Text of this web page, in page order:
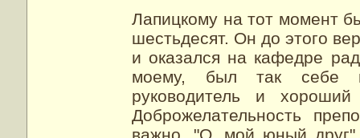
Лапицкому на тот момент
шестьдесят. Он до этого
и оказался на кафедре
моему, был так себе
руководитель и
Доброжелательность